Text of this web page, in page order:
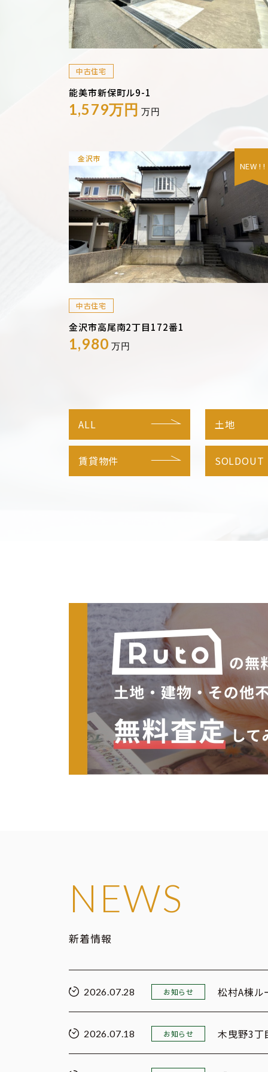
中古住宅
能美市新保町ル9-1
1,579万円 万円
金沢市
NEW ! !
中古住宅
金沢市高尾南2丁目172番1
1,980 万円
ALL 土地
賃貸物件 SOLDOUT
NEWS
新着情報
2026.07.28 お知らせ 松村A棟ル
2026.07.18 お知らせ 木曳野3丁